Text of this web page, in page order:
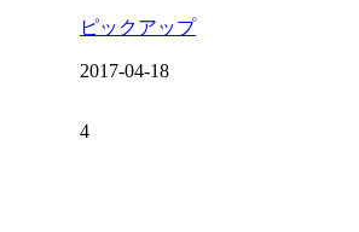
ピックアップ
2017-04-18